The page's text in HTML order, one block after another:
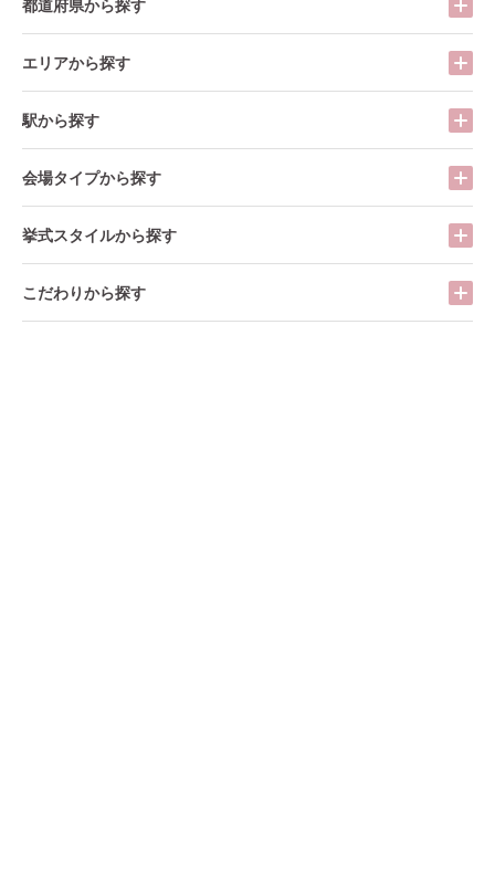
都道府県から探す
エリアから探す
駅から探す
会場タイプから探す
挙式スタイルから探す
こだわりから探す